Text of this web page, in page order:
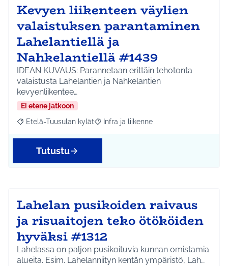
Kevyen liikenteen väylien
valaistuksen parantaminen
Lahelantiellä ja
Nahkelantiellä #1439
IDEAN KUVAUS: Parannetaan erittäin tehotonta
valaistusta Lahelantien ja Nahkelantien
kevyenliikentee…
Ei etene jatkoon
Rajaa tulokset aihepiirin mukaan: Etelä-Tuusulan kylät
Etelä-Tuusulan kylät Rajaa tulokset teeman mukaan: Infra ja
Infra ja liikenne
Tutustu
Lahelan pusikoiden raivaus
ja risuaitojen teko ötököiden
hyväksi #1312
Lahelassa on paljon pusikoituvia kunnan omistamia
alueita. Esim. Lahelanniityn kentän ympäristö, Lah…